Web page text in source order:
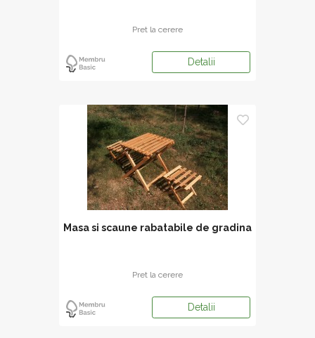
Pret la cerere
Detalii
Masa si scaune rabatabile de gradina
Pret la cerere
Detalii